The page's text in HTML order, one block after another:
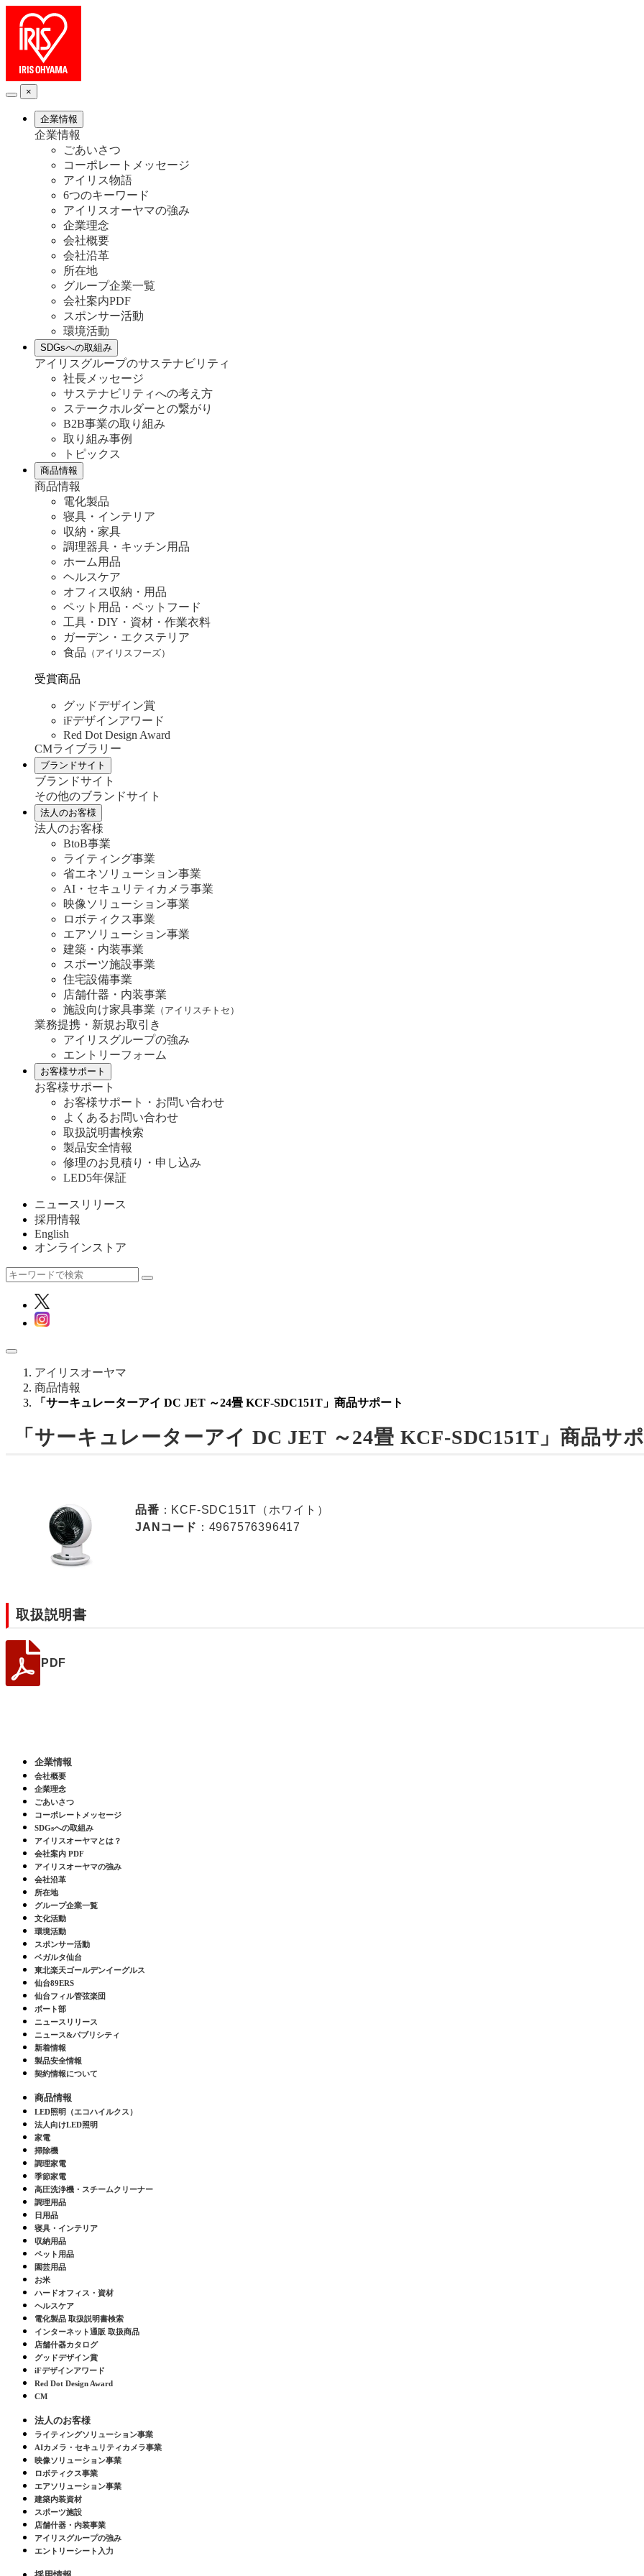
×
企業情報
企業情報
ごあいさつ
コーポレートメッセージ
アイリス物語
6つのキーワード
アイリスオーヤマの強み
企業理念
会社概要
会社沿革
所在地
グループ企業一覧
会社案内PDF
スポンサー活動
環境活動
SDGsへの取組み
アイリスグループのサステナビリティ
社長メッセージ
サステナビリティへの考え方
ステークホルダーとの繋がり
B2B事業の取り組み
取り組み事例
トピックス
商品情報
商品情報
電化製品
寝具・インテリア
収納・家具
調理器具・キッチン用品
ホーム用品
ヘルスケア
オフィス収納・用品
ペット用品・ペットフード
工具・DIY・資材・作業衣料
ガーデン・エクステリア
食品 （アイリスフーズ）
受賞商品
グッドデザイン賞
iFデザインアワード
Red Dot Design Award
CMライブラリー
ブランドサイト
ブランドサイト
その他のブランドサイト
法人のお客様
法人のお客様
BtoB事業
ライティング事業
省エネソリューション事業
AI・セキュリティカメラ事業
映像ソリューション事業
ロボティクス事業
エアソリューション事業
建築・内装事業
スポーツ施設事業
住宅設備事業
店舗什器・内装事業
施設向け家具事業 （アイリスチトセ）
業務提携・新規お取引き
アイリスグループの強み
エントリーフォーム
お客様サポート
お客様サポート
お客様サポート・お問い合わせ
よくあるお問い合わせ
取扱説明書検索
製品安全情報
修理のお見積り・申し込み
LED5年保証
ニュースリリース
採用情報
English
オンラインストア
アイリスオーヤマ
商品情報
「サーキュレーターアイ DC JET ～24畳 KCF-SDC151T」商品サポート
「サーキュレーターアイ DC JET ～24畳 KCF-SDC151T」商品サ
品番 ：KCF-SDC151T（ホワイト）
JANコード ：4967576396417
取扱説明書
PDF
企業情報
会社概要
企業理念
ごあいさつ
コーポレートメッセージ
SDGsへの取組み
アイリスオーヤマとは？
会社案内 PDF
アイリスオーヤマの強み
会社沿革
所在地
グループ企業一覧
文化活動
環境活動
スポンサー活動
ベガルタ仙台
東北楽天ゴールデンイーグルス
仙台89ERS
仙台フィル管弦楽団
ボート部
ニュースリリース
ニュース&パブリシティ
新着情報
製品安全情報
契約情報について
商品情報
LED照明（エコハイルクス）
法人向けLED照明
家電
掃除機
調理家電
季節家電
高圧洗浄機・スチームクリーナー
調理用品
日用品
寝具・インテリア
収納用品
ペット用品
園芸用品
お米
ハードオフィス・資材
ヘルスケア
電化製品 取扱説明書検索
インターネット通販 取扱商品
店舗什器カタログ
グッドデザイン賞
iFデザインアワード
Red Dot Design Award
CM
法人のお客様
ライティングソリューション事業
AIカメラ・セキュリティカメラ事業
映像ソリューション事業
ロボティクス事業
エアソリューション事業
建築内装資材
スポーツ施設
店舗什器・内装事業
アイリスグループの強み
エントリーシート入力